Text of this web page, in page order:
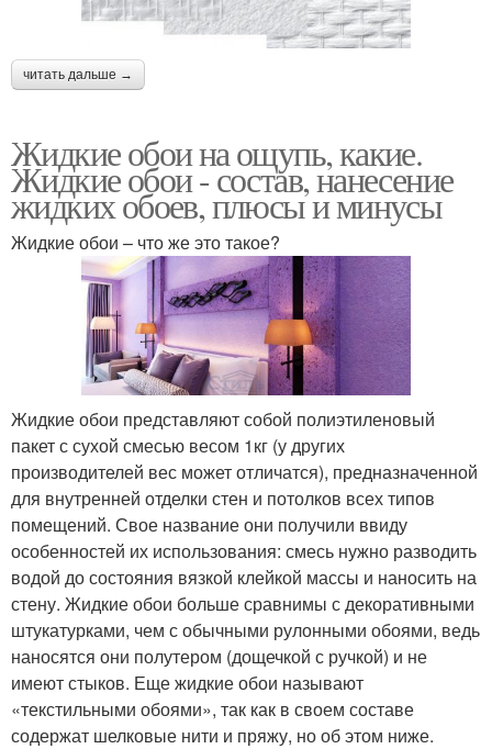
читать дальше →
Жидкие обои на ощупь, какие.
Жидкие обои - состав, нанесение
жидких обоев, плюсы и минусы
Жидкие обои – что же это такое?
Жидкие обои представляют собой полиэтиленовый
пакет с сухой смесью весом 1кг (у других
производителей вес может отличатся), предназначенной
для внутренней отделки стен и потолков всех типов
помещений. Свое название они получили ввиду
особенностей их использования: смесь нужно разводить
водой до состояния вязкой клейкой массы и наносить на
стену. Жидкие обои больше сравнимы с декоративными
штукатурками, чем с обычными рулонными обоями, ведь
наносятся они полутером (дощечкой с ручкой) и не
имеют стыков. Еще жидкие обои называют
«текстильными обоями», так как в своем составе
содержат шелковые нити и пряжу, но об этом ниже.